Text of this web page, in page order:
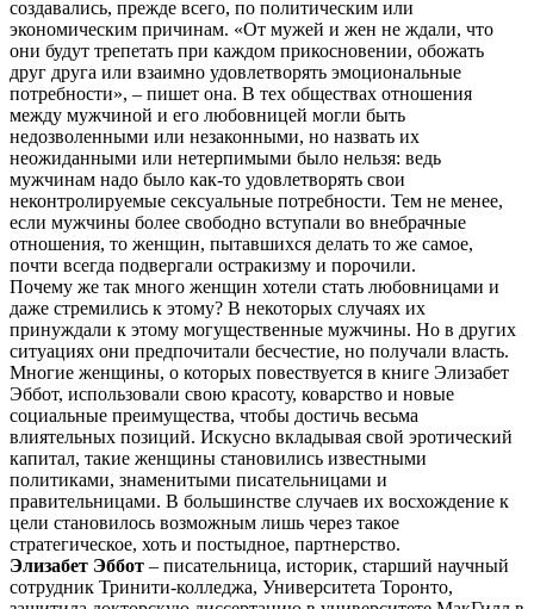
создавались, прежде всего, по политическим или
экономическим причинам. «От мужей и жен не ждали, что
они будут трепетать при каждом прикосновении, обожать
друг друга или взаимно удовлетворять эмоциональные
потребности», – пишет она. В тех обществах отношения
между мужчиной и его любовницей могли быть
недозволенными или незаконными, но назвать их
неожиданными или нетерпимыми было нельзя: ведь
мужчинам надо было как-то удовлетворять свои
неконтролируемые сексуальные потребности. Тем не менее,
если мужчины более свободно вступали во внебрачные
отношения, то женщин, пытавшихся делать то же самое,
почти всегда подвергали остракизму и порочили.
Почему же так много женщин хотели стать любовницами и
даже стремились к этому? В некоторых случаях их
принуждали к этому могущественные мужчины. Но в других
ситуациях они предпочитали бесчестие, но получали власть.
Многие женщины, о которых повествуется в книге Элизабет
Эббот, использовали свою красоту, коварство и новые
социальные преимущества, чтобы достичь весьма
влиятельных позиций. Искусно вкладывая свой эротический
капитал, такие женщины становились известными
политиками, знаменитыми писательницами и
правительницами. В большинстве случаев их восхождение к
цели становилось возможным лишь через такое
стратегическое, хоть и постыдное, партнерство.
Элизабет Эббот – писательница, историк, старший научный
сотрудник Тринити-колледжа, Университета Торонто,